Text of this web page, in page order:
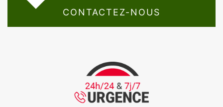
CONTACTEZ-NOUS